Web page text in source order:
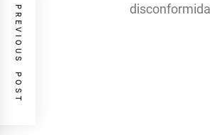
PREVIOUS POST